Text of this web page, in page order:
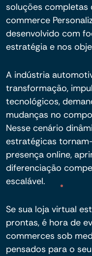
soluções completas
commerce
desenvolvido com
estratégia e nos
A indústria
transformação,
tecnológicos,
mudanças no
Nesse cenário
estratégicas
presença online,
diferenciação
escalável.
Se sua loja virtual
prontas, é hora de
commerces sob
pensados para o